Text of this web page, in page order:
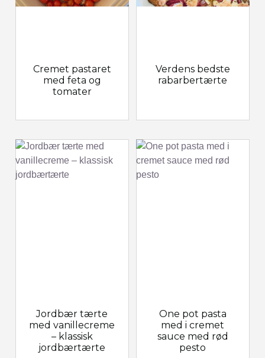
Cremet pastaret
med feta og
tomater
Jordbær tærte
med vanillecreme
– klassisk
jordbærtærte
Verdens bedste
rabarbertærte
One pot pasta
med i cremet
sauce med rød
pesto